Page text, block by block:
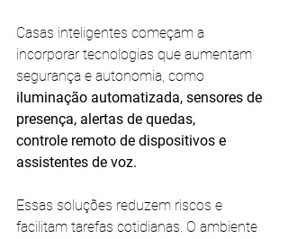
Casas inteligentes começam a
incorporar tecnologias que aumentam
segurança e autonomia, como
iluminação automatizada, sensores de
presença, alertas de quedas,
controle remoto de dispositivos e
assistentes de voz.
Essas soluções reduzem riscos e
facilitam tarefas cotidianas. O ambiente